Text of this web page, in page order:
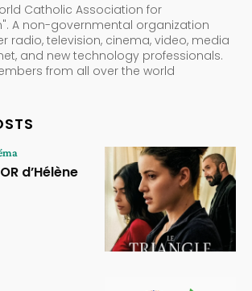
Catholic Association for
A non-governmental organization
radio, television, cinema, video, media
and new technology professionals.
from all over the world
d’Hélène